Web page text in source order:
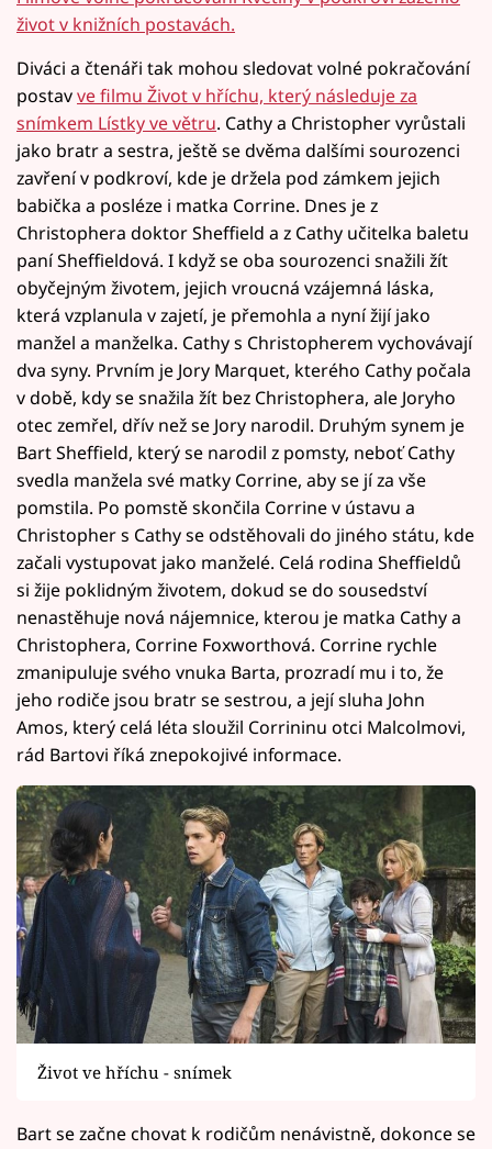
život v knižních postavách.
Diváci a čtenáři tak mohou sledovat volné pokračování
postavve filmu Život v hříchu, který následuje za
snímkem Lístky ve větru. Cathy a Christopher vyrůstali
jako bratr a sestra, ještě se dvěma dalšími sourozenci
zavření v podkroví, kde je držela pod zámkem jejich
babička a posléze i matka Corrine. Dnes je z
Christophera doktor Sheffield a z Cathy učitelka baletu
paní Sheffieldová. I když se oba sourozenci snažili žít
obyčejným životem, jejich vroucná vzájemná láska,
která vzplanula v zajetí, je přemohla a nyní žijí jako
manžel a manželka. Cathy s Christopherem vychovávají
dva syny. Prvním je Jory Marquet, kterého Cathy počala
v době, kdy se snažila žít bez Christophera, ale Joryho
otec zemřel, dřív než se Jory narodil. Druhým synem je
Bart Sheffield, který se narodil z pomsty, neboť Cathy
svedla manžela své matky Corrine, aby se jí za vše
pomstila. Po pomstě skončila Corrine v ústavu a
Christopher s Cathy se odstěhovali do jiného státu, kde
začali vystupovat jako manželé. Celá rodina Sheffieldů
si žije poklidným životem, dokud se do sousedství
nenastěhuje nová nájemnice, kterou je matka Cathy a
Christophera, Corrine Foxworthová. Corrine rychle
zmanipuluje svého vnuka Barta, prozradí mu i to, že
jeho rodiče jsou bratr se sestrou, a její sluha John
Amos, který celá léta sloužil Corrininu otci Malcolmovi,
rád Bartovi říká znepokojivé informace.
Život ve hříchu - snímek
Bart se začne chovat k rodičům nenávistně, dokonce se